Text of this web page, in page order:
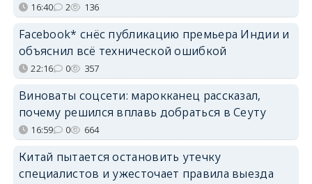
16:40 2 136
Facebook* снёс публикацию премьера Индии и
объяснил всё технической ошибкой
22:16 0 357
Виноваты соцсети: марокканец рассказал,
почему решился вплавь добраться в Сеуту
16:59 0 664
Китай пытается остановить утечку
специалистов и ужесточает правила выезда